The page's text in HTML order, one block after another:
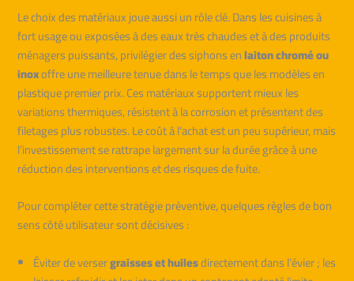
Le choix des matériaux joue aussi un rôle clé. Dans les cuisines à
fort usage ou exposées à des eaux très chaudes et à des produits
ménagers puissants, privilégier des siphons enlaiton chromé ou
inoxoffre une meilleure tenue dans le temps que les modèles en
plastique premier prix. Ces matériaux supportent mieux les
variations thermiques, résistent à la corrosion et présentent des
filetages plus robustes. Le coût à l’achat est un peu supérieur, mais
l’investissement se rattrape largement sur la durée grâce à une
réduction des interventions et des risques de fuite.
Pour compléter cette stratégie préventive, quelques règles de bon
sens côté utilisateur sont décisives :
Éviter de versergraisses et huilesdirectement dans l’évier ; les